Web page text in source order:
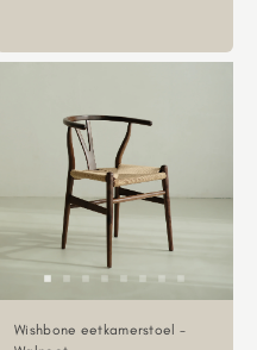
Wishbone eetkamerstoel -